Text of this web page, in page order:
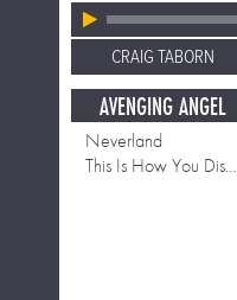
CRAIG TABORN
AVENGING ANGEL
Neverland
This Is How You Disappear